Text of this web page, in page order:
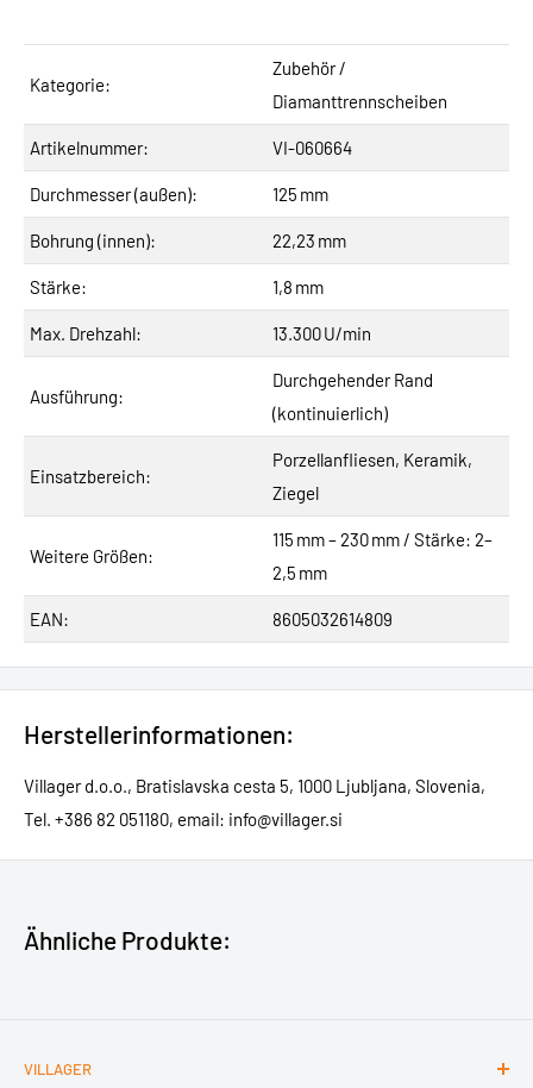
Kategorie:
Zubehör /
Diamanttrennscheiben
Artikelnummer: VI-060664
Durchmesser (außen): 125 mm
Bohrung (innen): 22,23 mm
Stärke: 1,8 mm
Max. Drehzahl: 13.300 U/min
Ausführung:
Durchgehender Rand
(kontinuierlich)
Einsatzbereich:
Porzellanfliesen, Keramik,
Ziegel
Weitere Größen:
115 mm – 230 mm / Stärke: 2–
2,5 mm
EAN: 8605032614809
Herstellerinformationen:
Villager d.o.o., Bratislavska cesta 5, 1000 Ljubljana, Slovenia,
Tel. +386 82 051180, email: info@villager.si
Ähnliche Produkte:
VILLAGER